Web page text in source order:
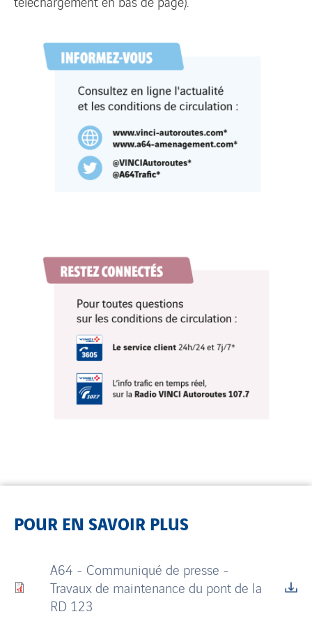
POUR EN SAVOIR PLUS
A64 - Communiqué de presse -
Travaux de maintenance du pont de la
RD 123